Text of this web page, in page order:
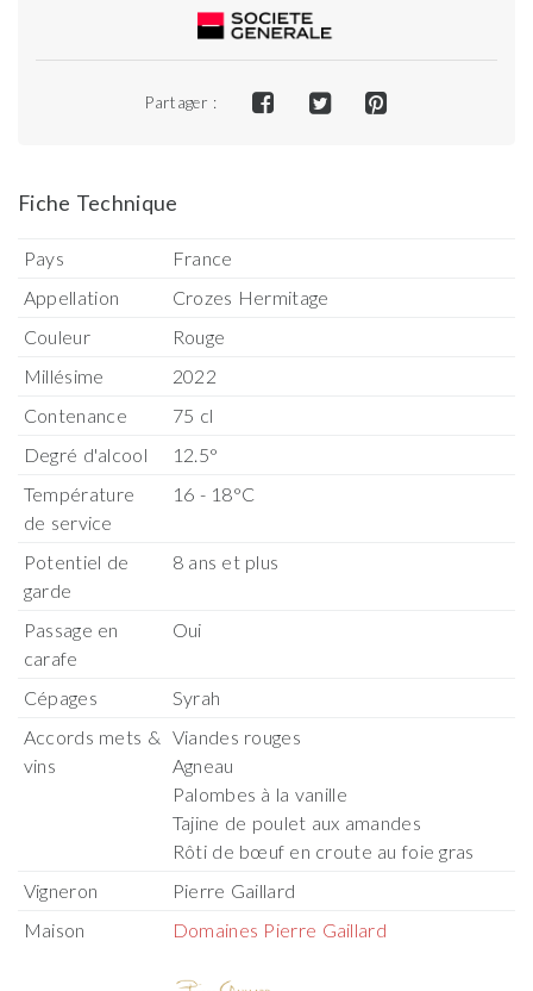
Partager :
Fiche Technique
Pays
France
Appellation
Crozes Hermitage
Couleur
Rouge
Millésime
2022
Contenance
75 cl
Degré d'alcool
12.5°
Température
de service
16 - 18°C
Potentiel de
garde
8 ans et plus
Passage en
carafe
Oui
Cépages
Syrah
Accords mets &
vins
Viandes rouges
Agneau
Palombes à la vanille
Tajine de poulet aux amandes
Rôti de bœuf en croute au foie gras
Vigneron
Pierre Gaillard
Maison
Domaines Pierre Gaillard